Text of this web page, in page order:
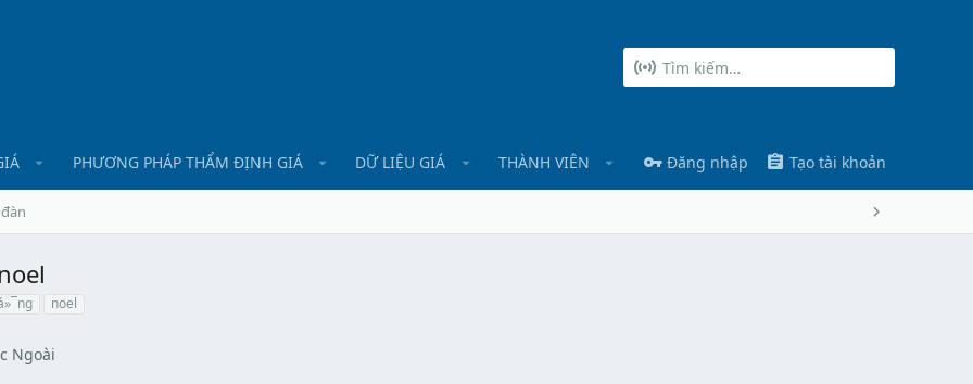
PHƯƠNG PHÁP THẨM ĐỊNH GIÁ DỮ LIỆU GIÁ THÀNH VIÊN Đăng nhập Tạo tài khoản
noel
Ngoài